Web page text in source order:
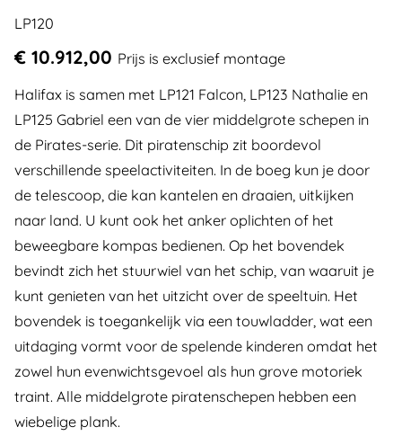
LP120
€ 10.912,00 Prijs is exclusief montage
Halifax is samen met LP121 Falcon, LP123 Nathalie en
LP125 Gabriel een van de vier middelgrote schepen in
de Pirates-serie. Dit piratenschip zit boordevol
verschillende speelactiviteiten. In de boeg kun je door
de telescoop, die kan kantelen en draaien, uitkijken
naar land. U kunt ook het anker oplichten of het
beweegbare kompas bedienen. Op het bovendek
bevindt zich het stuurwiel van het schip, van waaruit je
kunt genieten van het uitzicht over de speeltuin. Het
bovendek is toegankelijk via een touwladder, wat een
uitdaging vormt voor de spelende kinderen omdat het
zowel hun evenwichtsgevoel als hun grove motoriek
traint. Alle middelgrote piratenschepen hebben een
wiebelige plank.